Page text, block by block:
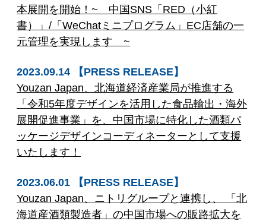
本展開を開始！~ 中国SNS「RED（小紅
書）」/「WeChatミニプログラム」EC店舗の一
元管理を実現します ~
2023.09.14 【PRESS RELEASE】
Youzan Japan、北海道経済産業局が推進する
「令和5年度デザインを活用した食品輸出・海外
展開促進事業」を、中国市場に特化した酒類パ
ッケージデザインコーディネーターとして支援
いたします！
2023.06.01 【PRESS RELEASE】
Youzan Japan、ニトリグループと連携し、 「北
海道産酒類製造者」の中国市場への販路拡大を